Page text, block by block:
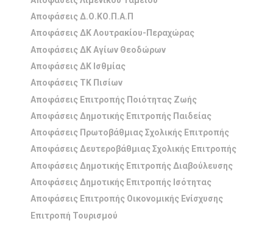
Αποφάσεις Δ.Ο.ΚΟ.Π.Α.Π
Αποφάσεις ΔΚ Λουτρακίου-Περαχώρας
Αποφάσεις ΔΚ Αγίων Θεοδώρων
Αποφάσεις ΔΚ Ισθμίας
Αποφάσεις ΤΚ Πισίων
Αποφάσεις Επιτροπής Ποιότητας Ζωής
Αποφάσεις Δημοτικής Επιτροπής Παιδείας
Αποφάσεις Πρωτοβάθμιας Σχολικής Επιτροπής
Αποφάσεις Δευτεροβάθμιας Σχολικής Επιτροπής
Αποφάσεις Δημοτικής Επιτροπής Διαβούλευσης
Αποφάσεις Δημοτικής Επιτροπής Ισότητας
Αποφάσεις Επιτροπής Οικονομικής Ενίσχυσης
Επιτροπή Τουρισμού